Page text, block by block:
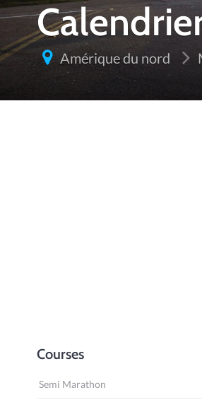
Amérique du nord
Courses
Semi Marathon